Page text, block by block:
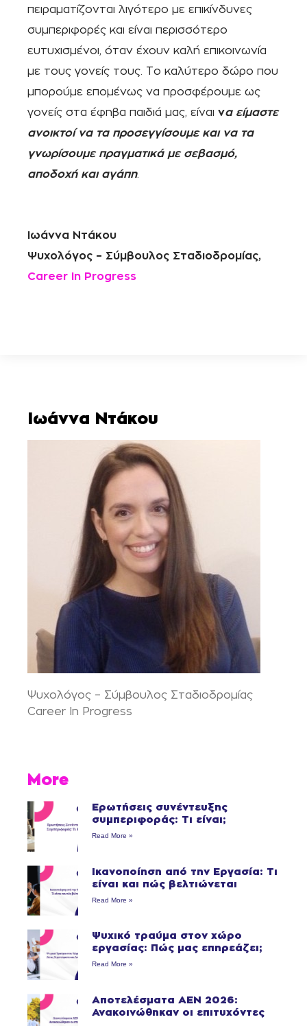
πειραματίζονται λιγότερο με επικίνδυνες
συμπεριφορές και είναι περισσότερο
ευτυχισμένοι, όταν έχουν καλή επικοινωνία
με τους γονείς τους. Το καλύτερο δώρο που
μπορούμε επομένως να προσφέρουμε ως
γονείς στα έφηβα παιδιά μας, είναι να είμαστε
ανοικτοί να τα προσεγγίσουμε και να τα
γνωρίσουμε πραγματικά με σεβασμό,
αποδοχή και αγάπη.
Ιωάννα Ντάκου
Ψυχολόγος – Σύμβουλος Σταδιοδρομίας,
Career In Progress
Ιωάννα Ντάκου
Ψυχολόγος – Σύμβουλος Σταδιοδρομίας
Career In Progress
More
Ερωτήσεις συνέντευξης
συμπεριφοράς: Τι είναι;
Read More »
Ικανοποίηση από την Εργασία: Τι
είναι και πώς βελτιώνεται
Read More »
Ψυχικό τραύμα στον χώρο
εργασίας: Πώς μας επηρεάζει;
Read More »
Αποτελέσματα ΑΕΝ 2026:
Ανακοινώθηκαν οι επιτυχόντες